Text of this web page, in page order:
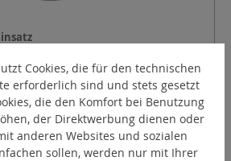
Zylindrisch klein (ZK)
Sechskant nach DIN 48083
21
12mm
Cookies, die für den technischen
erforderlich sind und stets gesetzt
die den Komfort bei Benutzung
der Direktwerbung dienen oder
anderen Websites und sozialen
sollen, werden nur mit Ihrer